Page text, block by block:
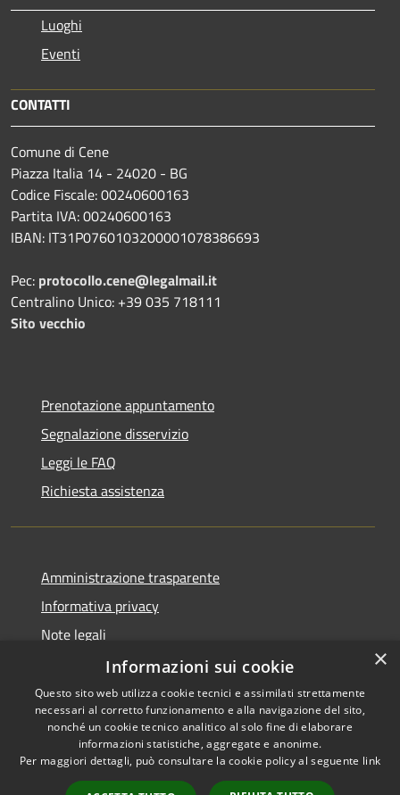
Luoghi
Eventi
CONTATTI
Comune di Cene
Piazza Italia 14 - 24020 - BG
Codice Fiscale: 00240600163
Partita IVA: 00240600163
IBAN: IT31P0760103200001078386693
Pec: protocollo.cene@legalmail.it
Centralino Unico: +39 035 718111
Sito vecchio
Prenotazione appuntamento
Segnalazione disservizio
Leggi le FAQ
Richiesta assistenza
Amministrazione trasparente
Informativa privacy
Note legali
Dichiarazione di accessibilità
RSS
Accessibilità
Copyright © 2026 • Comune di
×
Informazioni sui cookie
Questo sito web utilizza cookie tecnici e assimilati strettamente
necessari al corretto funzionamento e alla navigazione del sito,
nonché un cookie tecnico analitico al solo fine di elaborare
informazioni statistiche, aggregate e anonime.
Per maggiori dettagli, può consultare la cookie policy al seguente link